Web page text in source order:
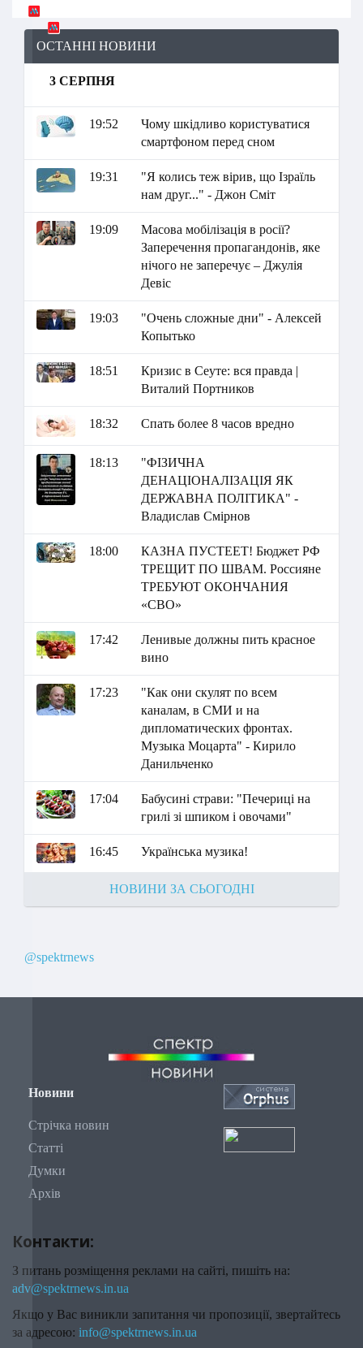
ОСТАННІ НОВИНИ
3 СЕРПНЯ
19:52
Чому шкідливо користуватися
смартфоном перед сном
19:31
"Я колись теж вірив, що Ізраїль
нам друг..." - Джон Сміт
19:09
Масова мобілізація в росії?
Заперечення пропагандонів, яке
нічого не заперечує – Джулія
Девіс
19:03
"Очень сложные дни" - Алексей
Копытько
18:51
Кризис в Сеуте: вся правда |
Виталий Портников
18:32 Спать более 8 часов вредно
18:13
"ФІЗИЧНА
ДЕНАЦІОНАЛІЗАЦІЯ ЯК
ДЕРЖАВНА ПОЛІТИКА" -
Владислав Смірнов
18:00
КАЗНА ПУСТЕЕТ! Бюджет РФ
ТРЕЩИТ ПО ШВАМ. Россияне
ТРЕБУЮТ ОКОНЧАНИЯ
«СВО»
17:42
Ленивые должны пить красное
вино
17:23
"Как они скулят по всем
каналам, в СМИ и на
дипломатических фронтах.
Музыка Моцарта" - Кирило
Данильченко
17:04
Бабусині страви: "Печериці на
грилі зі шпиком і овочами"
16:45 Українська музика!
НОВИНИ ЗА СЬОГОДНІ
@spektrnews
Новини
Стрічка новин
Статті
Думки
Архів
Контакти:
З питань розміщення реклами на сайті, пишіть на:
adv@spektrnews.in.ua
Якщо у Вас виникли запитання чи пропозиції, звертайтесь
за адресою: info@spektrnews.in.ua